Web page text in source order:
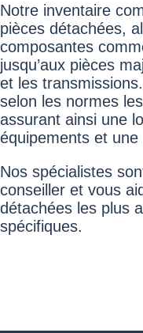
Notre inventaire
pièces détachées,
composantes
jusqu’aux pièces
et les
selon les normes
assurant ainsi une
équipements et une
Nos spécialistes
conseiller et vous
détachées les plus
spécifiques.